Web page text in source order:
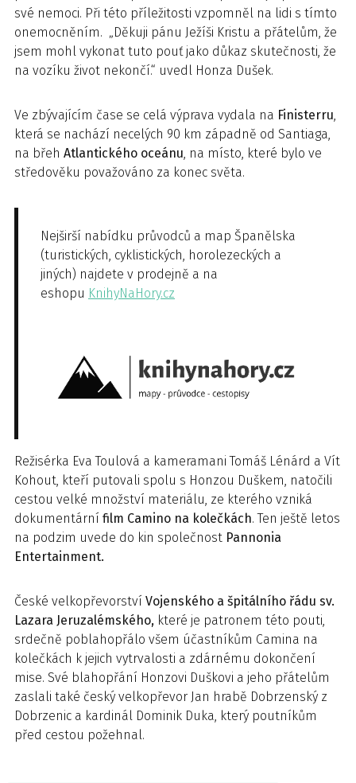
své nemoci. Při této příležitosti vzpomněl na lidi s tímto
onemocněním. „Děkuji pánu Ježíši Kristu a přátelům, že
jsem mohl vykonat tuto pouť jako důkaz skutečnosti, že
na vozíku život nekončí.“ uvedl Honza Dušek.
Ve zbývajícím čase se celá výprava vydala na Finisterru,
která se nachází necelých 90 km západně od Santiaga,
na břeh Atlantického oceánu, na místo, které bylo ve
středověku považováno za konec světa.
Nejširší nabídku průvodců a map Španělska
(turistických, cyklistických, horolezeckých a
jiných) najdete v prodejně a na
eshopu KnihyNaHory.cz
Režisérka Eva Toulová a kameramani Tomáš Lénárd a Vít
Kohout, kteří putovali spolu s Honzou Duškem, natočili
cestou velké množství materiálu, ze kterého vzniká
dokumentární film Camino na kolečkách. Ten ještě letos
na podzim uvede do kin společnost Pannonia
Entertainment.
České velkopřevorství Vojenského a špitálního řádu sv.
Lazara Jeruzalémského, které je patronem této pouti,
srdečně poblahopřálo všem účastníkům Camina na
kolečkách k jejich vytrvalosti a zdárnému dokončení
mise. Své blahopřání Honzovi Duškovi a jeho přátelům
zaslali také český velkopřevor Jan hrabě Dobrzenský z
Dobrzenic a kardinál Dominik Duka, který poutníkům
před cestou požehnal.